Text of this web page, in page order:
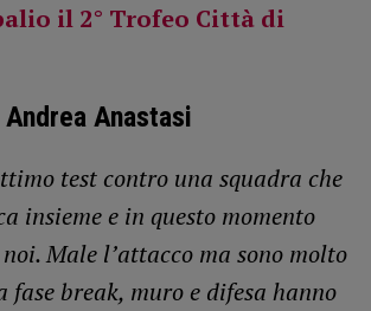
il 2° Trofeo Città di
Anastasi
test contro una squadra che
insieme e in questo momento
Male l’attacco ma sono molto
fase break, muro e difesa hanno